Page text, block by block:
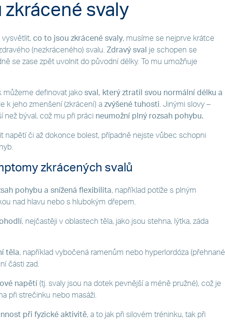
zkrácené svaly
co to jsou zkrácené svaly, musíme se nejprve krátce
(nezkráceného) svalu. Zdravý sval je schopen se
se zase zpět uvolnit do původní délky. To mu umožňuje
můžeme definovat jako sval, který ztratil svou normální délku a
k jeho zmenšení (zkrácení) a zvýšené tuhosti . Jinými slovy –
než býval, což mu při prácineumožní plný rozsah pohybu.
napětí či až dokonce bolest, případně nejste vůbec schopni
zkrácených svalů
pohybu a snížená flexibilita, například potíže s plným
nad hlavu nebo s hlubokým dřepem.
, nejčastěji v oblastech těla, jako jsou stehna, lýtka, záda
těla, například vybočená ramenům nebo hyperlordóza (přehnané
části zad.
napětí (tj. svaly jsou na dotek pevnější a méně pružné), což je
při strečinku nebo masáži.
při fyzické aktivitě, a to jak při silovém tréninku, tak při